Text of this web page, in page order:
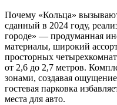
Почему «Кольца»
сданный в 2024 году,
городе» — продуманная
материалы, широкий
просторных
от 2,6 до 2,7 метров.
зонами, создавая
гостевая парковка
места для авто.